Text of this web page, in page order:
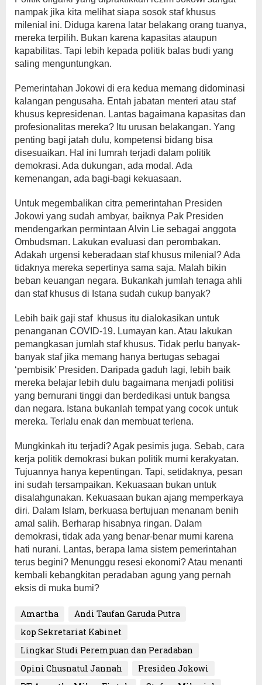
nampak jika kita melihat siapa sosok staf khusus
milenial ini. Diduga karena latar belakang orang tuanya,
mereka terpilih. Bukan karena kapasitas ataupun
kapabilitas. Tapi lebih kepada politik balas budi yang
saling menguntungkan.
Pemerintahan Jokowi di era kedua memang didominasi
kalangan pengusaha. Entah jabatan menteri atau staf
khusus kepresidenan. Lantas bagaimana kapasitas dan
profesionalitas mereka? Itu urusan belakangan. Yang
penting bagi jatah dulu, kompetensi bidang bisa
disesuaikan. Hal ini lumrah terjadi dalam politik
demokrasi. Ada dukungan, ada modal. Ada
kemenangan, ada bagi-bagi kekuasaan.
Untuk megembalikan citra pemerintahan Presiden
Jokowi yang sudah ambyar, baiknya Pak Presiden
mendengarkan permintaan Alvin Lie sebagai anggota
Ombudsman. Lakukan evaluasi dan perombakan.
Adakah urgensi keberadaan staf khusus milenial? Ada
tidaknya mereka sepertinya sama saja. Malah bikin
beban keuangan negara. Bukankah jumlah tenaga ahli
dan staf khusus di Istana sudah cukup banyak?
Lebih baik gaji staf khusus itu dialokasikan untuk
penanganan COVID-19. Lumayan kan. Atau lakukan
pemangkasan jumlah staf khusus. Tidak perlu banyak-
banyak staf jika memang hanya bertugas sebagai
‘pembisik’ Presiden. Daripada gaduh lagi, lebih baik
mereka belajar lebih dulu bagaimana menjadi politisi
yang bernurani tinggi dan berdedikasi untuk bangsa
dan negara. Istana bukanlah tempat yang cocok untuk
mereka. Terlalu enak dan membuat terlena.
Mungkinkah itu terjadi? Agak pesimis juga. Sebab, cara
kerja politik demokrasi bukan politik murni kerakyatan.
Tujuannya hanya kepentingan. Tapi, setidaknya, pesan
ini sudah tersampaikan. Kekuasaan bukan untuk
disalahgunakan. Kekuasaan bukan ajang memperkaya
diri. Dalam Islam, berkuasa bertujuan menanam benih
amal salih. Berharap hisabnya ringan. Dalam
demokrasi, tidak ada yang benar-benar murni karena
hati nurani. Lantas, berapa lama sistem pemerintahan
terus begini? Menunggu resesi ekonomi? Atau menanti
kembali kebangkitan peradaban agung yang pernah
eksis di muka bumi?
Amartha
Andi Taufan Garuda Putra
kop Sekretariat Kabinet
Lingkar Studi Perempuan dan Peradaban
Opini Chusnatul Jannah
Presiden Jokowi